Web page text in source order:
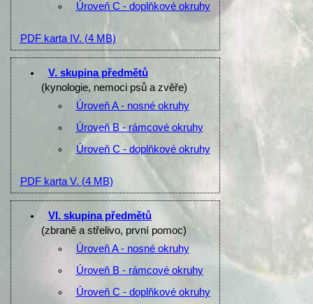
Úroveň C - doplňkové okruhy
PDF karta IV. (4 MB)
V. skupina předmětů
(kynologie, nemoci psů a zvěře)
Úroveň A - nosné okruhy
Úroveň B - rámcové okruhy
Úroveň C - doplňkové okruhy
PDF karta V. (4 MB)
VI. skupina předmětů
(zbraně a střelivo, první pomoc)
Úroveň A - nosné okruhy
Úroveň B - rámcové okruhy
Úroveň C - doplňkové okruhy